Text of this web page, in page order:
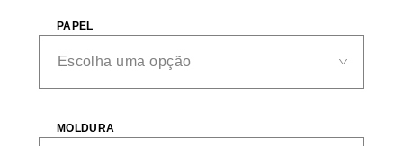
PAPEL
MOLDURA